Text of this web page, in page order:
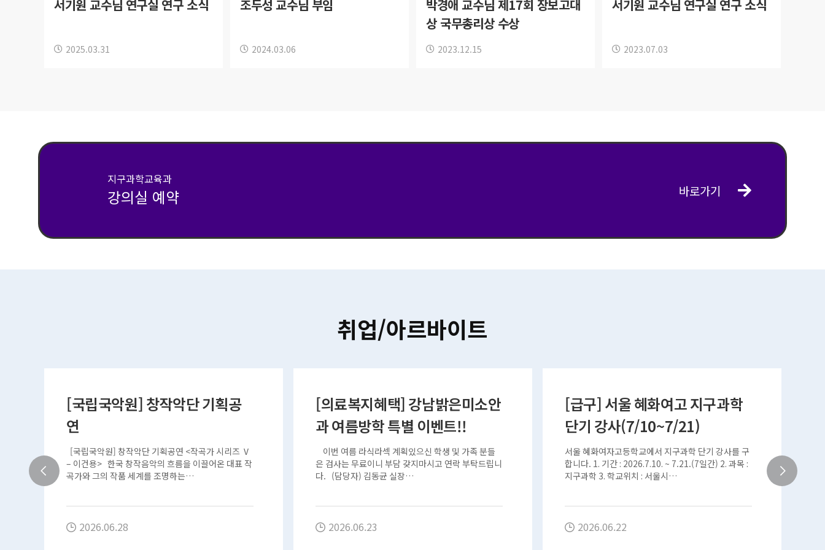
서기원 교수님 연구실 연구 소식
2025.03.31
조두성 교수님 부임
2024.03.06
박경애 교수님 제17회 장보고대
상 국무총리상 수상
2023.12.15
서기원 교수님 연구실 연구 소식
2023.07.03
지구과학교육과
강의실 예약 바로가기
취업/아르바이트
[국립국악원] 창작악단 기획공
연
2026.06.28
[국립국악원] 창작악단 기획공연 <작곡가 시리즈 Ⅴ
– 이건용> 한국 창작음악의 흐름을 이끌어온 대표 작
곡가와 그의 작품 세계를 조명하는…
[의료복지혜택] 강남밝은미소안
과 여름방학 특별 이벤트!!
2026.06.23
이번 여름 라식라섹 계획있으신 학생 및 가족 분들
은 검사는 무료이니 부담 갖지마시고 연락 부탁드립니
다. (담당자) 김동균 실장…
[급구] 서울 혜화여고 지구과학
단기 강사(7/10~7/21)
2026.06.22
서울 혜화여자고등학교에서 지구과학 단기 강사를 구
합니다. 1. 기간 : 2026.7.10. ~ 7.21.(7일간) 2. 과목 :
지구과학 3. 학교위치 : 서울시…